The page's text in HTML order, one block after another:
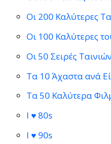
Οι 200 Καλύτερες
Οι 100 Καλύτερες
Οι 50 Σειρές
Τα 10 Άχαστα ανά
Τα 50 Καλύτερα
I ♥ 80s
I ♥ 90s